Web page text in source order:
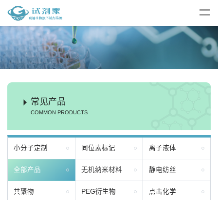
常见产品
COMMON PRODUCTS
小分子定制 同位素标记 离子液体
全部产品 无机纳米材料 静电纺丝
共聚物 PEG衍生物 点击化学